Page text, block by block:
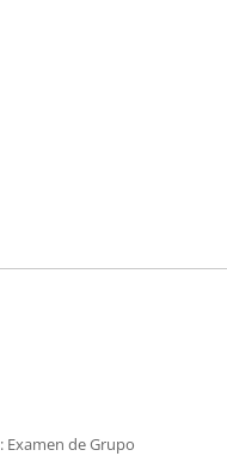
:Examen de Grupo